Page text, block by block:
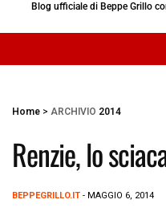
Blog ufficiale di Beppe Grillo
Home > ARCHIVIO 2014
Renzie, lo
BEPPEGRILLO.IT - MAGGIO 6, 2014